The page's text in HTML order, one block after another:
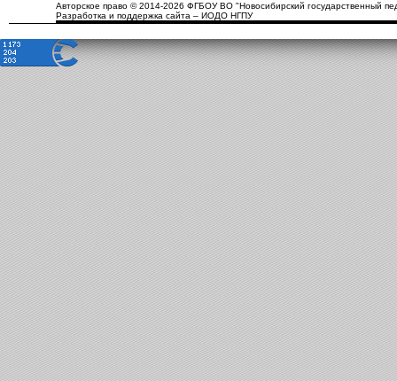
Авторское право © 2014-2026 ФГБОУ ВО "Новосибирский государственный
Разработка и поддержка сайта – ИОДО НГПУ